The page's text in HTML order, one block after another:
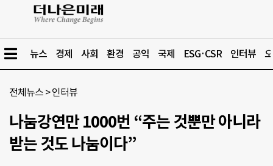
뉴스 경제 사회 환경 공익 국제 ESG·CSR 인터뷰
전체뉴스 >인터뷰
나눔강연만 1000번 “주는 것뿐만 아니라
받는 것도 나눔이다”